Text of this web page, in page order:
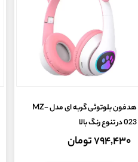
هدفون بلوتوثی گربه ای مدل MZ-
023 در تنوع رنگ بالا
۷۹۴,۴۳۰ تومان